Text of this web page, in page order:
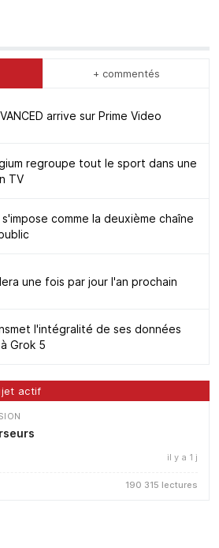
+ commentés
arrive sur Prime Video
regroupe tout le sport dans une
TV
s'impose comme la deuxième chaîne
une fois par jour l'an prochain
l'intégralité de ses données
Grok 5
actif
il y a 1 j
190 315 lectures